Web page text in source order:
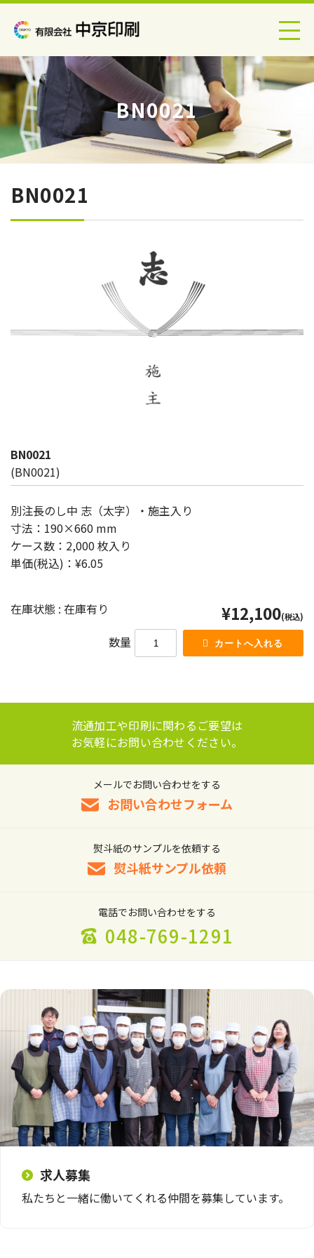
BN0021
BN0021
BN0021
(BN0021)
別注長のし中 志（太字）・施主入り
寸法：190×660 mm
ケース数：2,000 枚入り
単価(税込)：¥6.05
在庫状態 : 在庫有り ¥12,100(税込)
数量
流通加工や印刷に関わるご要望は
お気軽にお問い合わせください。
メールでお問い合わせをする
お問い合わせフォーム
熨斗紙のサンプルを依頼する
熨斗紙サンプル依頼
電話でお問い合わせをする
048-769-1291
求人募集
私たちと一緒に働いてくれる仲間を募集しています。